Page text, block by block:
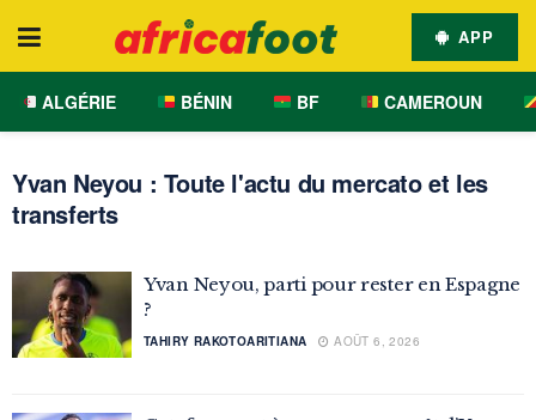
APP
ALGÉRIE BÉNIN BF CAMEROUN
Yvan Neyou : Toute l'actu du mercato et les
transferts
Yvan Neyou, parti pour rester en Espagne
?
TAHIRY RAKOTOARITIANA AOÛT 6, 2026